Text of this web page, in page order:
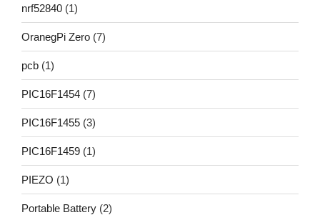
nrf52840 (1)
OranegPi Zero (7)
pcb (1)
PIC16F1454 (7)
PIC16F1455 (3)
PIC16F1459 (1)
PIEZO (1)
Portable Battery (2)